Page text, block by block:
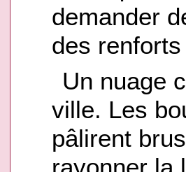
demander
des
Un nuage
ville. Les
pâlirent